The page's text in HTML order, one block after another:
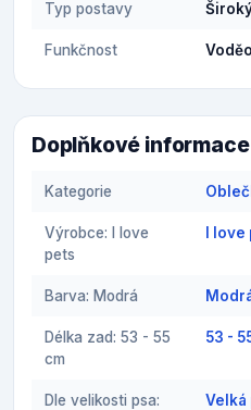
Typ postavy
Funkčnost
Doplňkové informace
Kategorie
Výrobce: I love
pets
I
Barva: Modrá
Délka zad: 53 - 55
cm
53 -
Dle velikosti psa:
Velká